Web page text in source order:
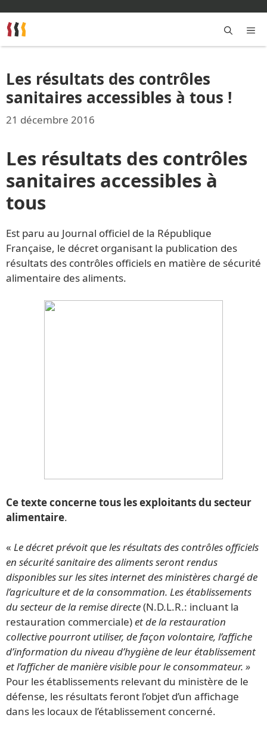
au
contenu
Les résultats des contrôles
sanitaires accessibles à tous !
21 décembre 2016
Les résultats des contrôles
sanitaires accessibles à
tous
Est paru au Journal officiel de la République
Française, le décret organisant la publication des
résultats des contrôles officiels en matière de sécurité
alimentaire des aliments.
Ce texte concerne tous les exploitants du secteur
alimentaire.
« Le décret prévoit que les résultats des contrôles officiels
en sécurité sanitaire des aliments seront rendus
disponibles sur les sites internet des ministères chargé de
l’agriculture et de la consommation. Les établissements
du secteur de la remise directe(N.D.L.R.: incluant la
restauration commerciale)et de la restauration
collective pourront utiliser, de façon volontaire, l’affiche
d’information du niveau d’hygiène de leur établissement
et l’afficher de manière visible pour le consommateur. »
Pour les établissements relevant du ministère de le
défense, les résultats feront l’objet d’un affichage
dans les locaux de l’établissement concerné.